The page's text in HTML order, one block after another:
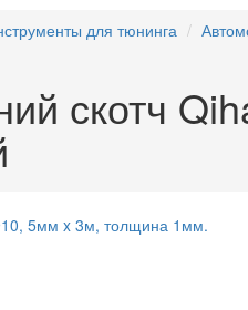
для тюнинга
скотч